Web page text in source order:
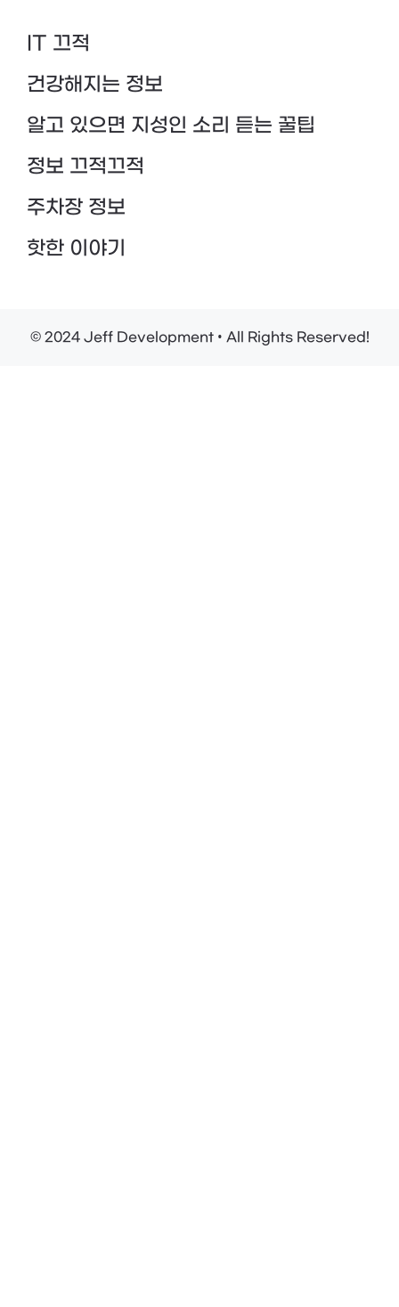
IT 끄적
건강해지는 정보
알고 있으면 지성인 소리 듣는 꿀팁
정보 끄적끄적
주차장 정보
핫한 이야기
© 2024 Jeff Development • All Rights Reserved!